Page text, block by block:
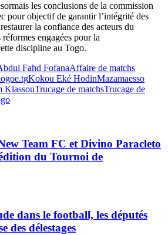
les conclusions de la commission
pour objectif de garantir l’intégrité des
la confiance des acteurs du
engagées pour la
discipline au Togo.
Fahd FofanaAffaire de matchs
Kokou Eké HodinMazamaesso
KlassouTrucage de matchsTrucage de
Team FC et Divino Paracleto
du Tournoi de
dans le football, les députés
des délestages